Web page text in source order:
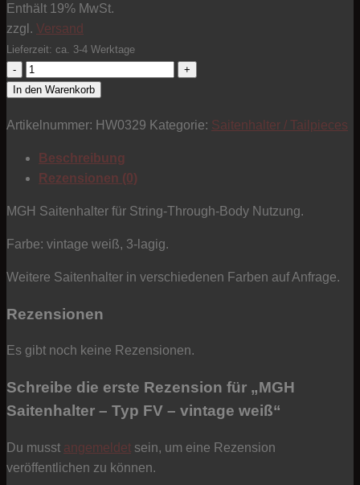
Enthält 19% MwSt.
zzgl. Versand
Lieferzeit: ca. 3-4 Werktage
MGH
Saitenhalter
Typ
vintage
weiß
In den Warenkorb
Artikelnummer: HW0329 Kategorie: Saitenhalter / Tailpieces
Beschreibung
Rezensionen (0)
MGH Saitenhalter für String-Through-Body Nutzung.
Farbe: vintage weiß, 3-lagig.
Weitere Saitenhalter in verschiedenen Farben auf Anfrage.
Rezensionen
Es gibt noch keine Rezensionen.
Schreibe die erste Rezension für „MGH
Saitenhalter – Typ FV – vintage weiß“
Du musst angemeldet sein, um eine Rezension
veröffentlichen zu können.